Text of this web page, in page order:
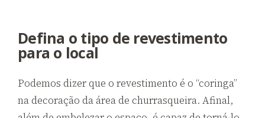
Defina o tipo de revestimento
para o local
Podemos dizer que o revestimento é o “coringa”
na decoração da área de churrasqueira. Afinal,